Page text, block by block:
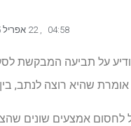
04:58
, 22 אפריל 2025
​​על תביעה המבקשת
שהיא רוצה לנתב, בין
אמצעים שונים